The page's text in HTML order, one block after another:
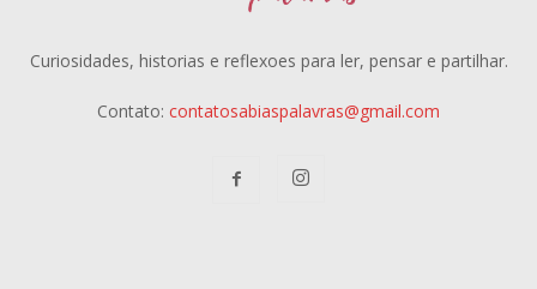
Curiosidades, historias e reflexoes para ler, pensar e partilhar.
Contato: contatosabiaspalavras@gmail.com